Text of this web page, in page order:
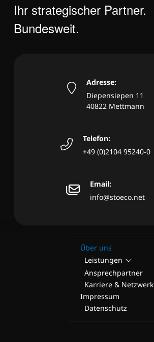
Ihr strategischer Partner.
Bundesweit.
Adresse:
Diepensiepen 11
40822 Mettmann
Telefon:
+49 (0)2104 95240-0
Email:
info@stoeco.net
Über uns
Leistungen
Ansprechpartner
Karriere & Netzwerk
Impressum
Datenschutz